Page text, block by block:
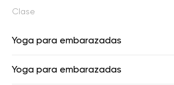
Clase
Yoga para embarazadas
Yoga para embarazadas